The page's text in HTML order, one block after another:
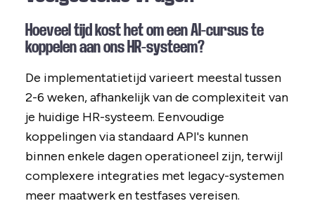
Hoeveel tijd kost het om een AI-cursus te
koppelen aan ons HR-systeem?
De implementatietijd varieert meestal tussen
2-6 weken, afhankelijk van de complexiteit van
je huidige HR-systeem. Eenvoudige
koppelingen via standaard API's kunnen
binnen enkele dagen operationeel zijn, terwijl
complexere integraties met legacy-systemen
meer maatwerk en testfases vereisen.